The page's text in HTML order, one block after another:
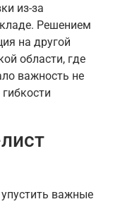
из-за
Решением
на другой
области, где
важность не
важные